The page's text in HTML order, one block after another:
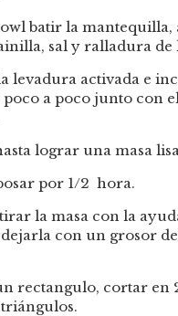
batir la mantequilla,
sal y ralladura de
levadura activada e
a poco junto con
lograr una masa
por 1/2 hora.
la masa con la
con un grosor
rectangulo, cortar en